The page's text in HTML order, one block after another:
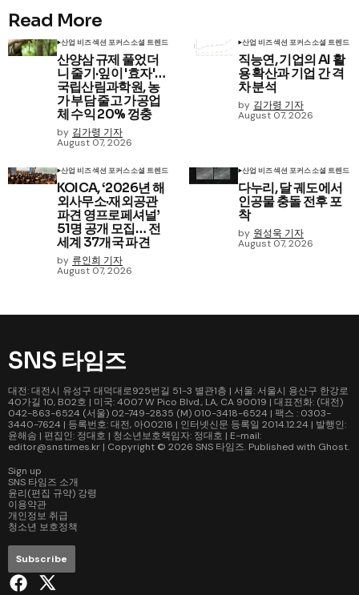
Read More
산업 비즈섹션 포커스소셜 트렌드
산양삼 규제 풀었더
니 줄기·잎이 '효자'…
국립산림과학원, 농
가 부담 줄고 가공업
체 수익 20% 껑충
by 김가령 기자
August 07, 2026
산업 비즈섹션 포커스소셜 트렌드
직능연, 기업의 AI 활
용 확산과 기업 간 격
차 분석
by 김가령 기자
August 07, 2026
산업 비즈섹션 포커스소셜 트렌드
KOICA, ‘2026년 해
외사무소·재외공관
파견 영프로페셔널’
51명 공개 모집… 전
세계 37개국 파견
by 류인희 기자
August 07, 2026
산업 비즈섹션 포커스소셜 트렌드
다누리, 달 궤도에서
인공물 충돌 전후 포
착
by 원성욱 기자
August 07, 2026
SNS 타임즈
대전: 대전시 유성구 대덕대로925번길 51-3 별관1층 | 서울: 서울시 용산구 한강로
40가길 10, B02호 | 미국: 4007 W Pico Blvd., LA, CA 90019 | 대표전화: (대전)
042-863-6524 (서울) 02-749-2835 (M) 010-3418-6524 | 팩스 : 0303-
3440-7624 | 등록번호: 대전, 아00218 | 인터넷신문 등록일 2014.12.24 | 발행인:
윤해솜 | 편집인: 정대호 | 청소년보호책임자: 정대호 | E-mail:
editor@snstimes.kr | Copyright © 2026 SNS 타임즈. Published with Ghost.
Sign up
SNS 타임즈 소개
윤리(편집 규약) 강령
이용약관
개인정보 취급
청소년 보호정책
Subscribe